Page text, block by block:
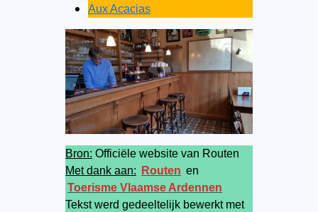
Aux Acacias
Bron: Officiële website van Routen
Met dank aan:
Routen en
Toerisme Vlaamse Ardennen
Tekst werd gedeeltelijk bewerkt met